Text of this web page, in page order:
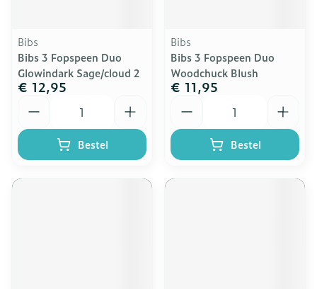
Bibs
Bibs 3 Fopspeen Duo
Glowindark Sage/cloud 2
€ 12,95
Bestel
Bibs
Bibs 3 Fopspeen Duo
Woodchuck Blush
€ 11,95
Bestel